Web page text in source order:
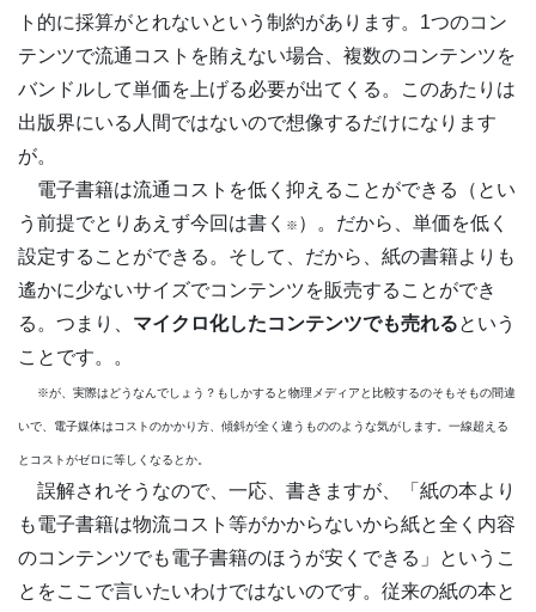
ト的に採算がとれないという制約があります。1つのコン
テンツで流通コストを賄えない場合、複数のコンテンツを
バンドルして単価を上げる必要が出てくる。このあたりは
出版界にいる人間ではないので想像するだけになります
が。
電子書籍は流通コストを低く抑えることができる（とい
う前提でとりあえず今回は書く
※ ）。だから、単価を低く
設定することができる。そして、だから、紙の書籍よりも
遙かに少ないサイズでコンテンツを販売することができ
る。つまり、 マイクロ化したコンテンツでも売れるという
ことです。。
※が、実際はどうなんでしょう？もしかすると物理メディアと比較するのそもそもの間違
いで、電子媒体はコストのかかり方、傾斜が全く違うもののような気がします。一線超える
とコストがゼロに等しくなるとか。
誤解されそうなので、一応、書きますが、「紙の本より
も電子書籍は物流コスト等がかからないから紙と全く内容
のコンテンツでも電子書籍のほうが安くできる」というこ
とをここで言いたいわけではないのです。従来の紙の本と